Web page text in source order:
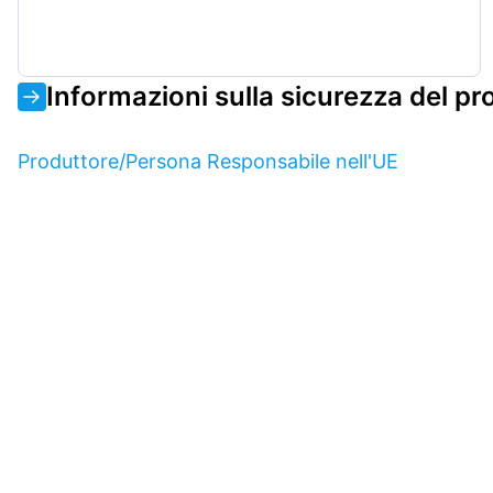
Informazioni sulla sicurezza del
Produttore/Persona Responsabile nell'UE